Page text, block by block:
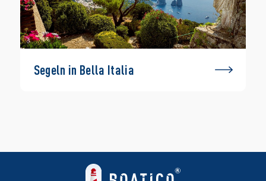
Segeln in Bella Italia